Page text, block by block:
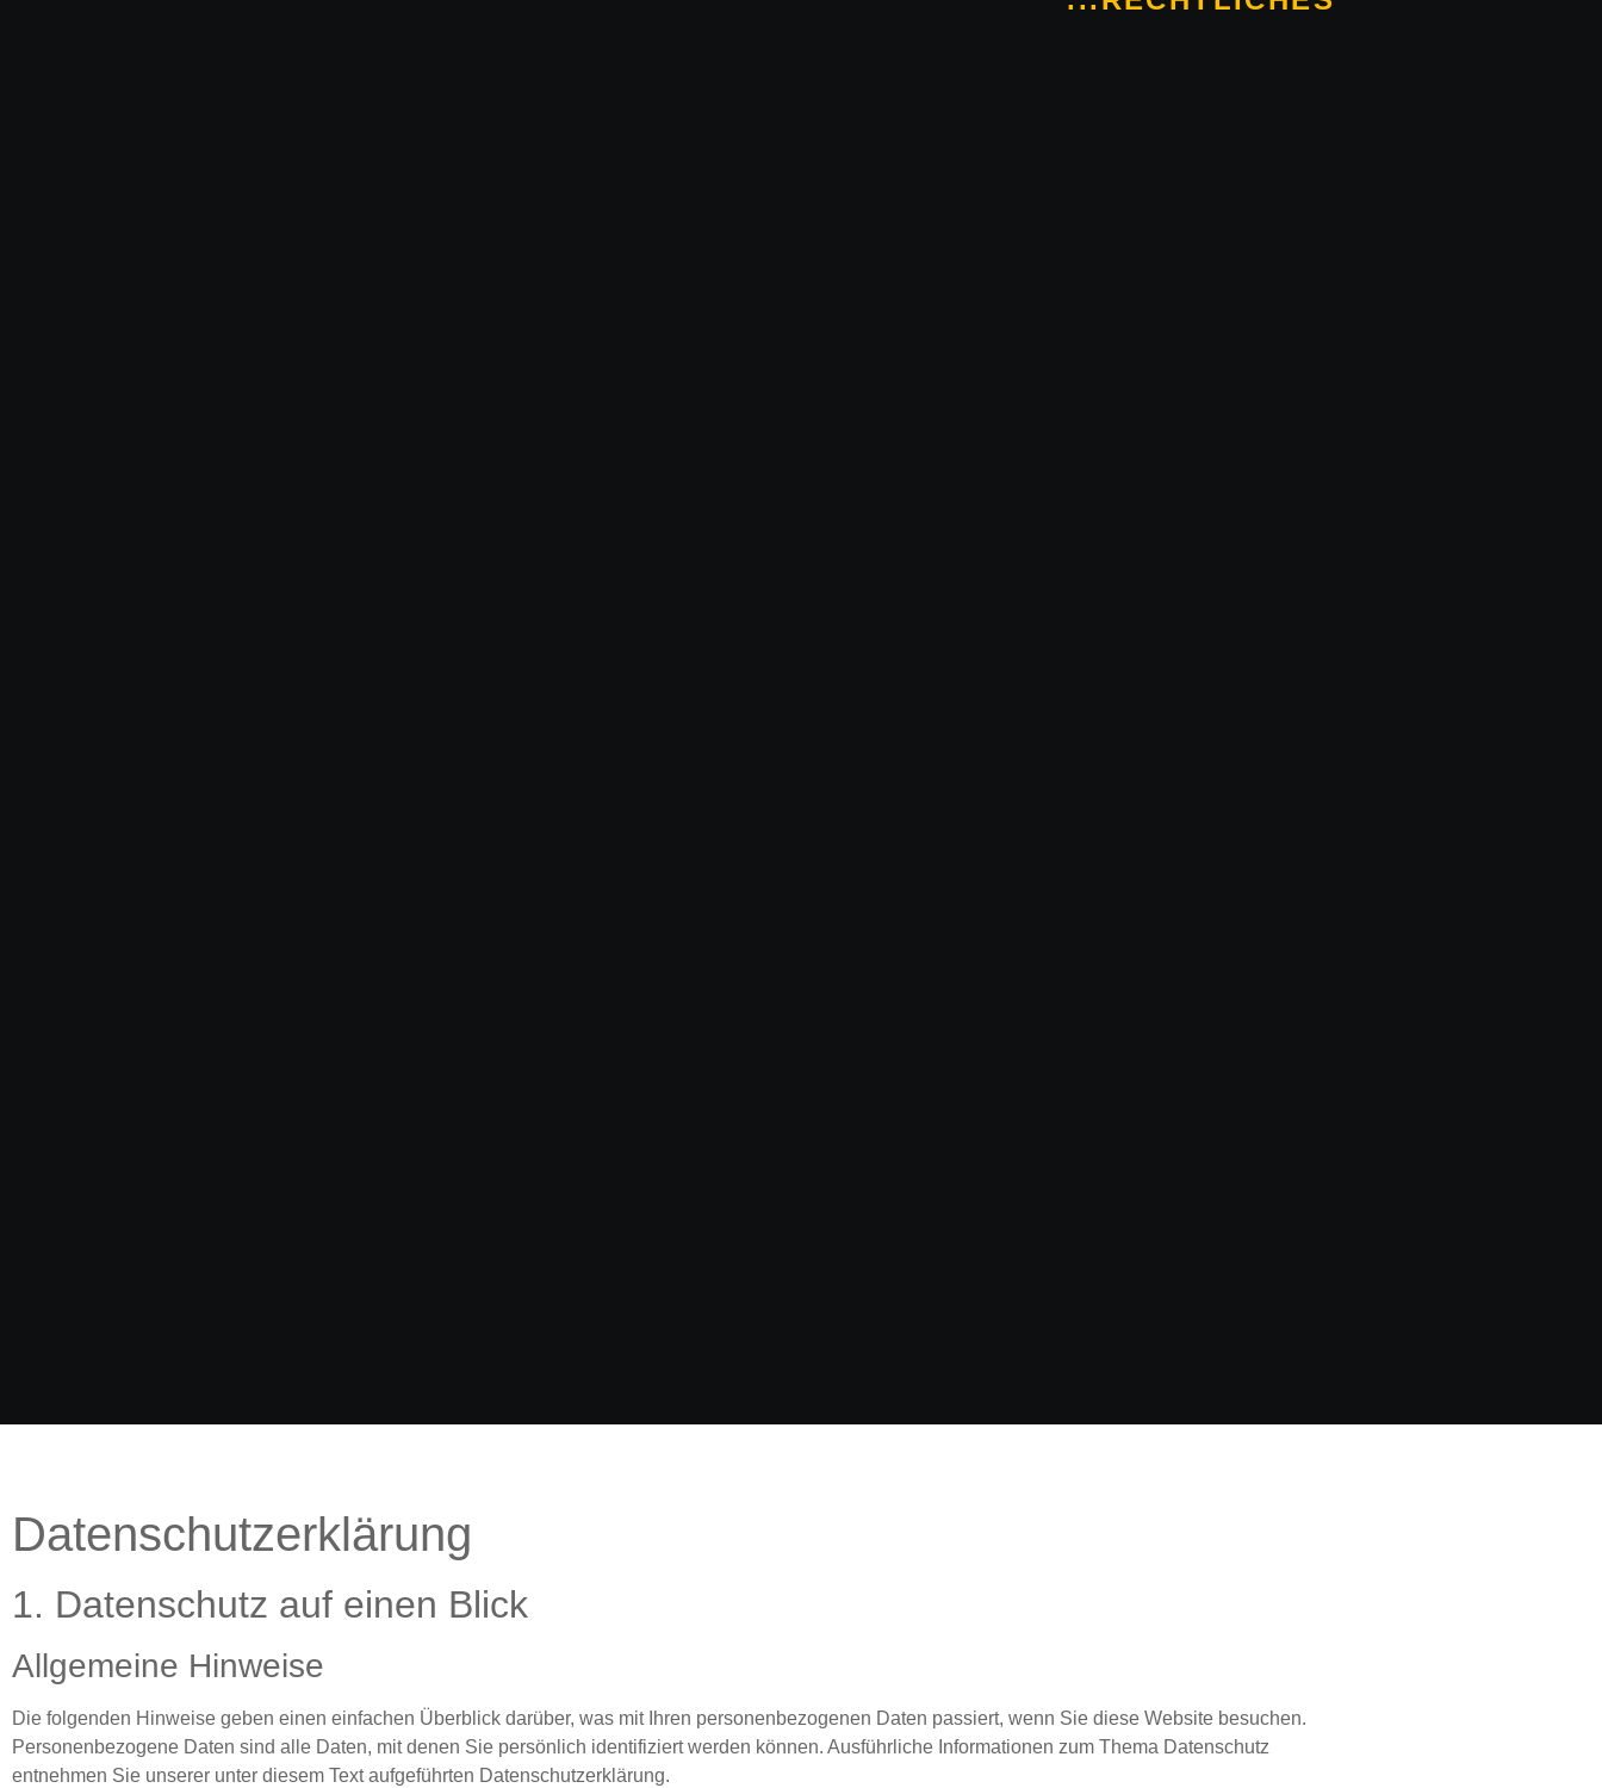
Datenschutzerklärung
1. Datenschutz auf einen Blick
Allgemeine Hinweise
Die folgenden Hinweise geben einen einfachen Überblick darüber, was mit Ihren personenbezogenen Daten passiert, wenn Sie diese Website besuchen.
Personenbezogene Daten sind alle Daten, mit denen Sie persönlich identifiziert werden können. Ausführliche Informationen zum Thema Datenschutz
entnehmen Sie unserer unter diesem Text aufgeführten Datenschutzerklärung.